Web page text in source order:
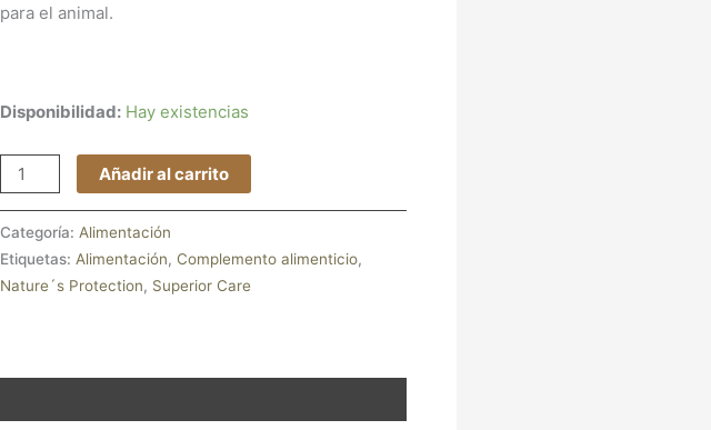
para el animal.
Disponibilidad: Hay existencias
Añadir al carrito
Categoría: Alimentación
Etiquetas: Alimentación, Complemento alimenticio,
Nature´s Protection, Superior Care